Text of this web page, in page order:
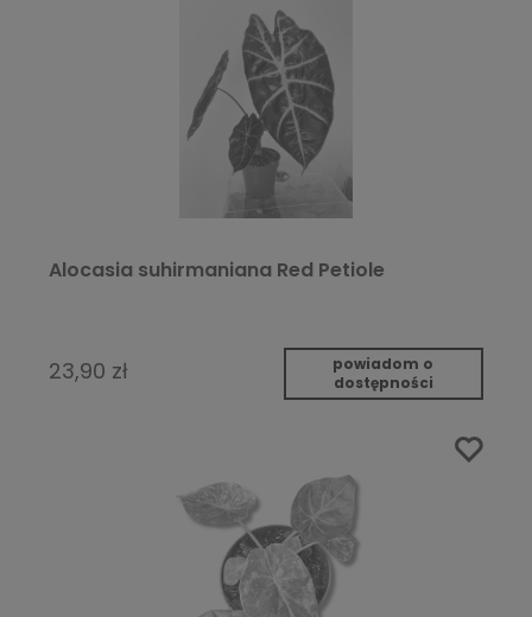
Alocasia suhirmaniana Red Petiole
23,90 zł
powiadom o
dostępności